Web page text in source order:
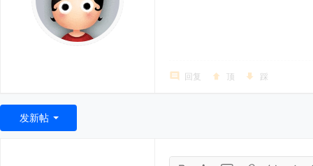
回复 顶 踩
发新帖